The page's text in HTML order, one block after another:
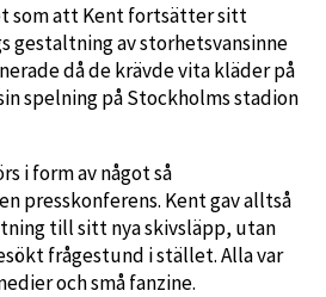
som att Kent fortsätter sitt
gestaltning av storhetsvansinne
då de krävde vita kläder på
spelning på Stockholms stadion
i form av något så
presskonferens. Kent gav alltså
till sitt nya skivsläpp, utan
frågestund i stället. Alla var
och små fanzine.